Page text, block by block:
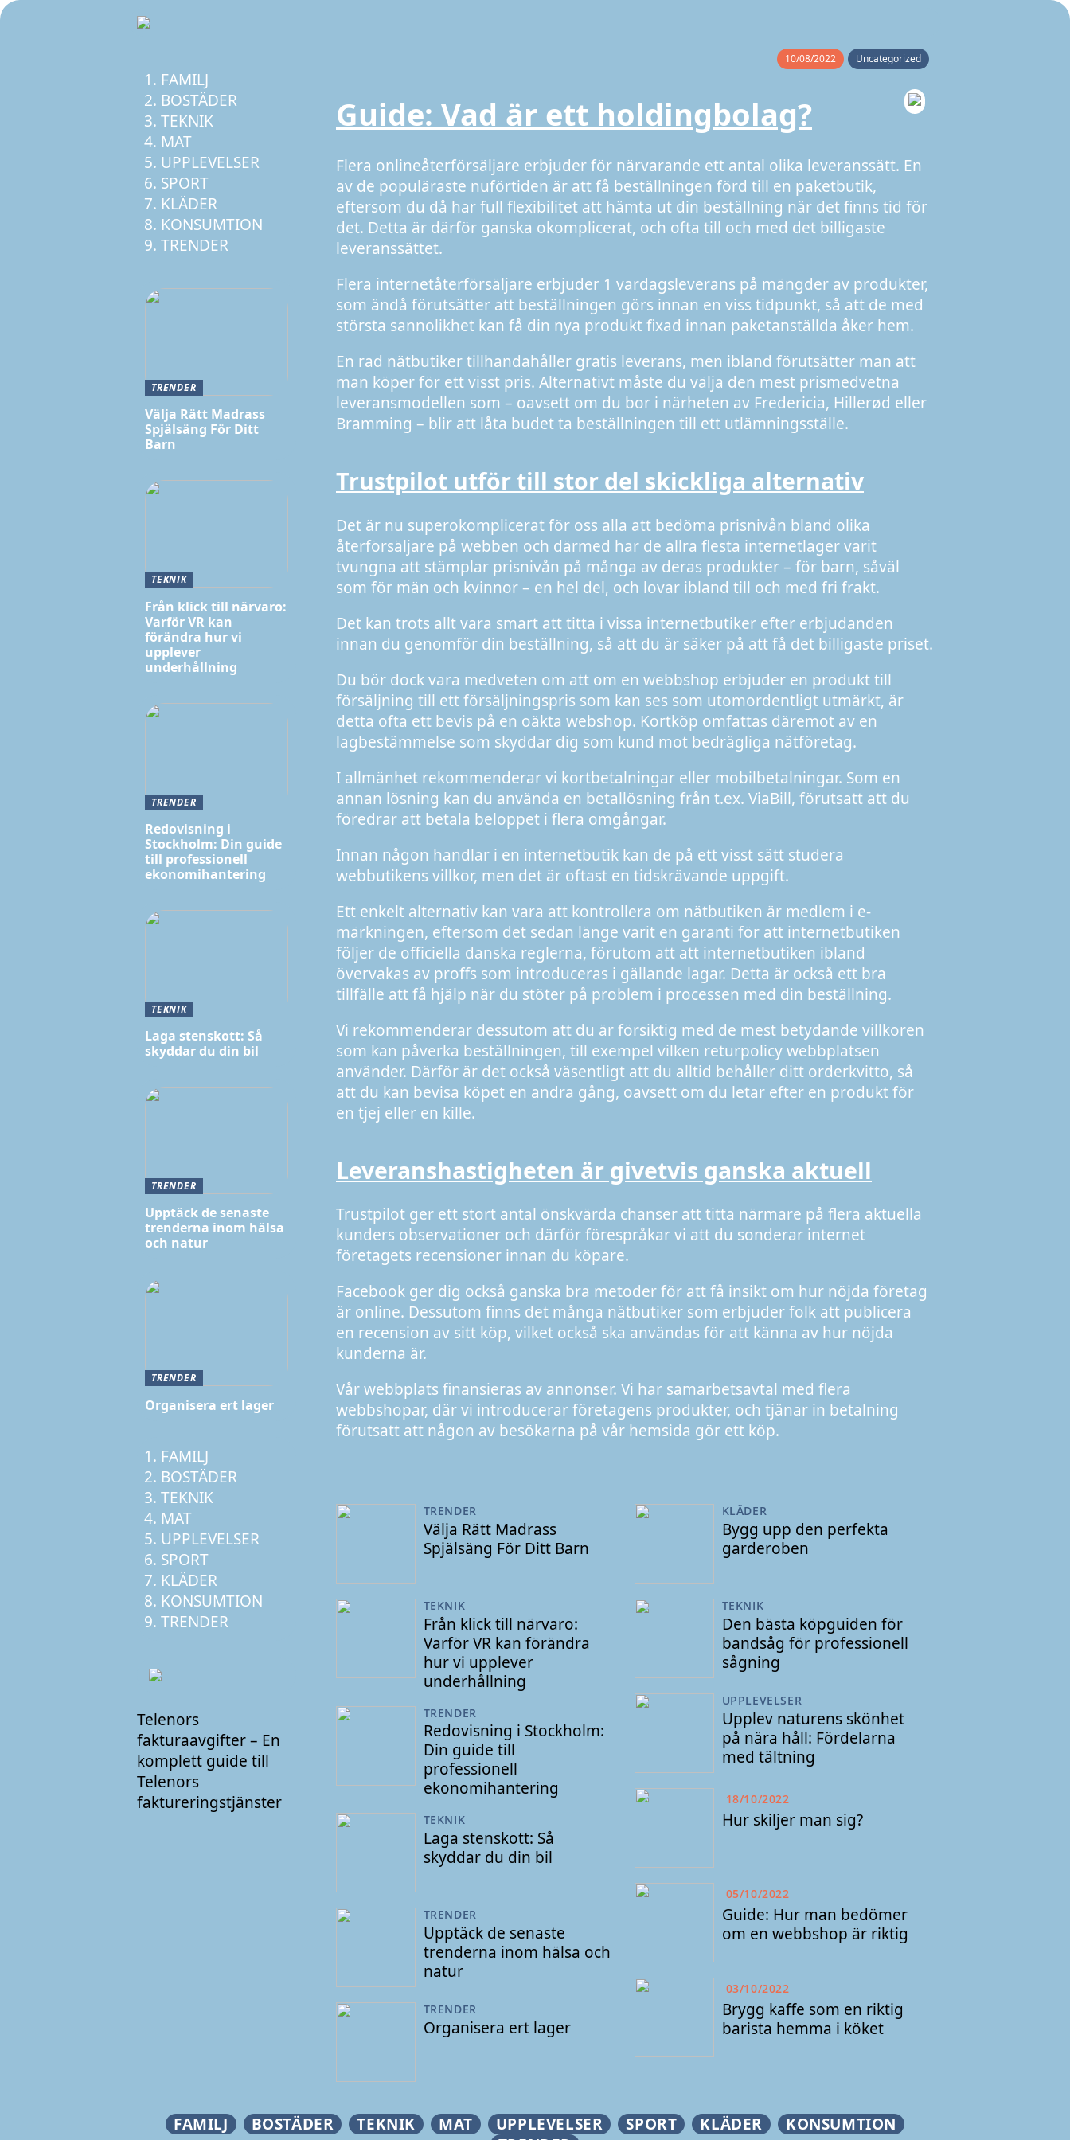
10/08/2022 Uncategorized
Guide: Vad är ett holdingbolag?
Flera onlineåterförsäljare erbjuder för närvarande ett antal olika leveranssätt. En
av de populäraste nuförtiden är att få beställningen förd till en paketbutik,
eftersom du då har full flexibilitet att hämta ut din beställning när det finns tid för
det. Detta är därför ganska okomplicerat, och ofta till och med det billigaste
leveranssättet.
Flera internetåterförsäljare erbjuder 1 vardagsleverans på mängder av produkter,
som ändå förutsätter att beställningen görs innan en viss tidpunkt, så att de med
största sannolikhet kan få din nya produkt fixad innan paketanställda åker hem.
En rad nätbutiker tillhandahåller gratis leverans, men ibland förutsätter man att
man köper för ett visst pris. Alternativt måste du välja den mest prismedvetna
leveransmodellen som – oavsett om du bor i närheten av Fredericia, Hillerød eller
Bramming – blir att låta budet ta beställningen till ett utlämningsställe.
Trustpilot utför till stor del skickliga alternativ
Det är nu superokomplicerat för oss alla att bedöma prisnivån bland olika
återförsäljare på webben och därmed har de allra flesta internetlager varit
tvungna att stämplar prisnivån på många av deras produkter – för barn, såväl
som för män och kvinnor – en hel del, och lovar ibland till och med fri frakt.
Det kan trots allt vara smart att titta i vissa internetbutiker efter erbjudanden
innan du genomför din beställning, så att du är säker på att få det billigaste priset.
Du bör dock vara medveten om att om en webbshop erbjuder en produkt till
försäljning till ett försäljningspris som kan ses som utomordentligt utmärkt, är
detta ofta ett bevis på en oäkta webshop. Kortköp omfattas däremot av en
lagbestämmelse som skyddar dig som kund mot bedrägliga nätföretag.
I allmänhet rekommenderar vi kortbetalningar eller mobilbetalningar. Som en
annan lösning kan du använda en betallösning från t.ex. ViaBill, förutsatt att du
föredrar att betala beloppet i flera omgångar.
Innan någon handlar i en internetbutik kan de på ett visst sätt studera
webbutikens villkor, men det är oftast en tidskrävande uppgift.
Ett enkelt alternativ kan vara att kontrollera om nätbutiken är medlem i e-
märkningen, eftersom det sedan länge varit en garanti för att internetbutiken
följer de officiella danska reglerna, förutom att att internetbutiken ibland
övervakas av proffs som introduceras i gällande lagar. Detta är också ett bra
tillfälle att få hjälp när du stöter på problem i processen med din beställning.
Vi rekommenderar dessutom att du är försiktig med de mest betydande villkoren
som kan påverka beställningen, till exempel vilken returpolicy webbplatsen
använder. Därför är det också väsentligt att du alltid behåller ditt orderkvitto, så
att du kan bevisa köpet en andra gång, oavsett om du letar efter en produkt för
en tjej eller en kille.
Leveranshastigheten är givetvis ganska aktuell
Trustpilot ger ett stort antal önskvärda chanser att titta närmare på flera aktuella
kunders observationer och därför förespråkar vi att du sonderar internet
företagets recensioner innan du köpare.
Facebook ger dig också ganska bra metoder för att få insikt om hur nöjda företag
är online. Dessutom finns det många nätbutiker som erbjuder folk att publicera
en recension av sitt köp, vilket också ska användas för att känna av hur nöjda
kunderna är.
Vår webbplats finansieras av annonser. Vi har samarbetsavtal med flera
webbshopar, där vi introducerar företagens produkter, och tjänar in betalning
förutsatt att någon av besökarna på vår hemsida gör ett köp.
TRENDER
Välja Rätt Madrass
Spjälsäng För Ditt Barn
TEKNIK
Från klick till närvaro:
Varför VR kan förändra
hur vi upplever
underhållning
TRENDER
Redovisning i Stockholm:
Din guide till
professionell
ekonomihantering
TEKNIK
Laga stenskott: Så
skyddar du din bil
TRENDER
Upptäck de senaste
trenderna inom hälsa och
natur
TRENDER
Organisera ert lager
KLÄDER
Bygg upp den perfekta
garderoben
TEKNIK
Den bästa köpguiden för
bandsåg för professionell
sågning
UPPLEVELSER
Upplev naturens skönhet
på nära håll: Fördelarna
med tältning
18/10/2022
Hur skiljer man sig?
05/10/2022
Guide: Hur man bedömer
om en webbshop är riktig
03/10/2022
Brygg kaffe som en riktig
barista hemma i köket
FAMILJ
BOSTÄDER
TEKNIK
MAT
UPPLEVELSER
SPORT
KLÄDER
KONSUMTION
TRENDER
TRENDER
Välja Rätt Madrass
Spjälsäng För Ditt
Barn
TEKNIK
Från klick till närvaro:
Varför VR kan
förändra hur vi
upplever
underhållning
TRENDER
Redovisning i
Stockholm: Din guide
till professionell
ekonomihantering
TEKNIK
Laga stenskott: Så
skyddar du din bil
TRENDER
Upptäck de senaste
trenderna inom hälsa
och natur
TRENDER
Organisera ert lager
FAMILJ
BOSTÄDER
TEKNIK
MAT
UPPLEVELSER
SPORT
KLÄDER
KONSUMTION
TRENDER
Telenors
fakturaavgifter – En
komplett guide till
Telenors
faktureringstjänster
FAMILJ BOSTÄDER TEKNIK MAT UPPLEVELSER SPORT KLÄDER
KONSUMTION